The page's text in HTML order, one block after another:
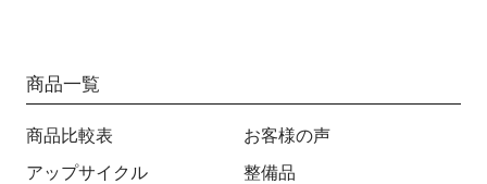
商品一覧
商品比較表 お客様の声
アップサイクル 整備品